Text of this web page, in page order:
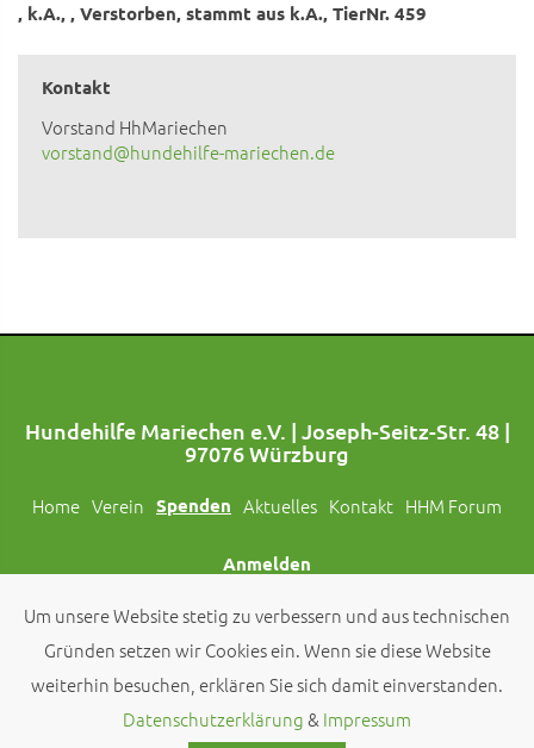
, k.A., , Verstorben, stammt aus k.A., TierNr. 459
Kontakt
Vorstand HhMariechen
vorstand@hundehilfe-mariechen.de
Hundehilfe Mariechen e.V. | Joseph-Seitz-Str. 48 |
97076 Würzburg
Home Verein Spenden Aktuelles Kontakt HHM Forum
Anmelden
Folgt uns auch auf Social Media!
© 2026 byHundehilfe Mariechen e.V.
Um unsere Website stetig zu verbessern und aus technischen
Gründen setzen wir Cookies ein. Wenn sie diese Website
weiterhin besuchen, erklären Sie sich damit einverstanden.
Datenschutzerklärung& Impressum